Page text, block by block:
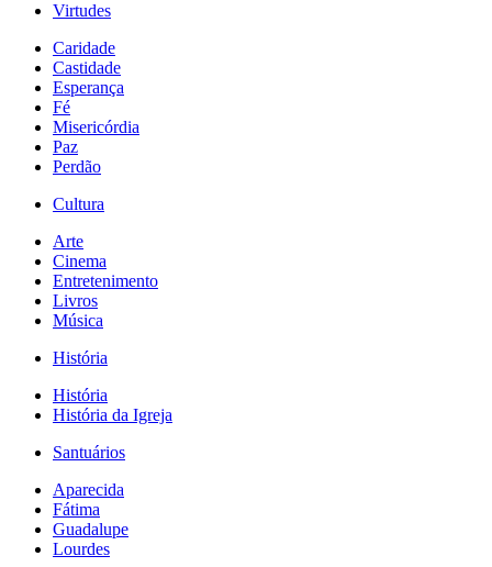
Virtudes
Caridade
Castidade
Esperança
Fé
Misericórdia
Paz
Perdão
Cultura
Arte
Cinema
Entretenimento
Livros
Música
História
História
História da Igreja
Santuários
Aparecida
Fátima
Guadalupe
Lourdes